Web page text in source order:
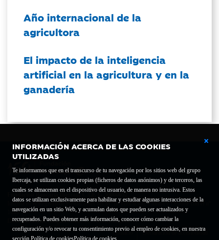
INFORMACIÓN ACERCA DE LAS COOKIES
UTILIZADAS
Te informamos que en el transcurso de tu navegación por los sitios web del grupo
Ibercaja, se utilizan cookies propias (ficheros de datos anónimos) y de terceros, las
cuales se almacenan en el dispositivo del usuario, de manera no intrusiva. Estos
datos se utilizan exclusivamente para habilitar y estudiar algunas interacciones de la
navegación en un sitio Web, y acumulan datos que pueden ser actualizados y
recuperados. Puedes obtener más información, conocer cómo cambiar la
configuración y/o revocar tu consentimiento previo al empleo de cookies, en nuestra
sección Política de cookiesPolítica de cookies
Año internacional de la
agricultora
El impacto de la inteligencia
artificial en la agricultura y en la
ganadería
Fundación Bancaria Ibercaja C.I.F. G-50000652.
Inscrita en el Registro de Fundaciones del Mº de Educación, Cultura y Deporte con el nº
1689.
Domicilio social: Joaquín Costa, 13. 50001 Zaragoza.
Contacto
Declaración de accesibilidad